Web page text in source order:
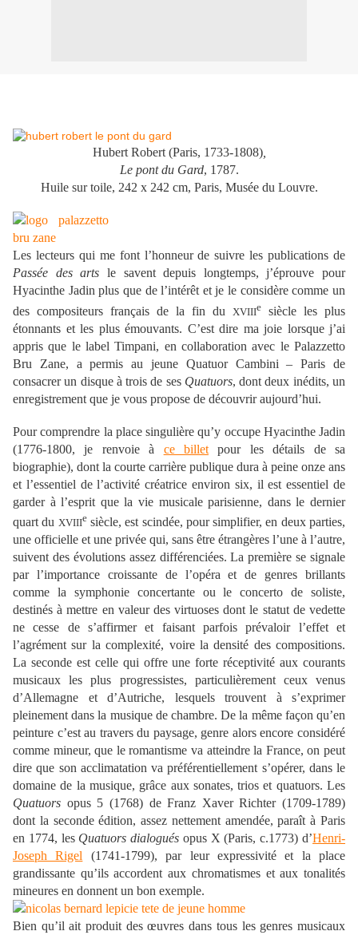
Hubert Robert (Paris, 1733-1808),
Le pont du Gard, 1787.
Huile sur toile, 242 x 242 cm, Paris, Musée du Louvre.
Les lecteurs qui me font l’honneur de suivre les publications de
Passée des arts le savent depuis longtemps, j’éprouve pour
Hyacinthe Jadin plus que de l’intérêt et je le considère comme un
des compositeurs français de la fin du
XVIIIe siècle les plus
étonnants et les plus émouvants. C’est dire ma joie lorsque j’ai
appris que le label Timpani, en collaboration avec le Palazzetto
Bru Zane, a permis au jeune Quatuor Cambini – Paris de
consacrer un disque à trois de ses Quatuors, dont deux inédits, un
enregistrement que je vous propose de découvrir aujourd’hui.
Pour comprendre la place singulière qu’y occupe Hyacinthe Jadin
(1776-1800, je renvoie à ce billet pour les détails de sa
biographie), dont la courte carrière publique dura à peine onze ans
et l’essentiel de l’activité créatrice environ six, il est essentiel de
garder à l’esprit que la vie musicale parisienne, dans le dernier
quart du XVIIIesiècle, est scindée, pour simplifier, en deux parties,
une officielle et une privée qui, sans être étrangères l’une à l’autre,
suivent des évolutions assez différenciées. La première se signale
par l’importance croissante de l’opéra et de genres brillants
comme la symphonie concertante ou le concerto de soliste,
destinés à mettre en valeur des virtuoses dont le statut de vedette
ne cesse de s’affirmer et faisant parfois prévaloir l’effet et
l’agrément sur la complexité, voire la densité des compositions.
La seconde est celle qui offre une forte réceptivité aux courants
musicaux les plus progressistes, particulièrement ceux venus
d’Allemagne et d’Autriche, lesquels trouvent à s’exprimer
pleinement dans la musique de chambre. De la même façon qu’en
peinture c’est au travers du paysage, genre alors encore considéré
comme mineur, que le romantisme va atteindre la France, on peut
dire que son acclimatation va préférentiellement s’opérer, dans le
domaine de la musique, grâce aux sonates, trios et quatuors. Les
Quatuors opus 5 (1768) de Franz Xaver Richter (1709-1789)
dont la seconde édition, assez nettement amendée, paraît à Paris
en 1774, les Quatuors dialogués opus X (Paris, c.1773) d’Henri-
Joseph Rigel (1741-1799), par leur expressivité et la place
grandissante qu’ils accordent aux chromatismes et aux tonalités
mineures en donnent un bon exemple.
Bien qu’il ait produit des œuvres dans tous les genres musicaux